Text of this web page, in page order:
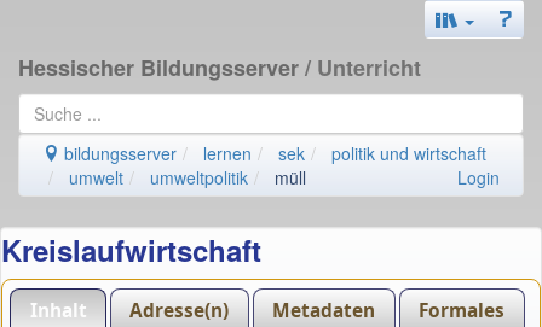
Hessischer Bildungsserver/ Unterricht
bildungsserver lernen sek
politik und wirtschaft
umwelt
umweltpolitik müll Login
Kreislaufwirtschaft
Inhalt Adresse(n) Metadaten Formales